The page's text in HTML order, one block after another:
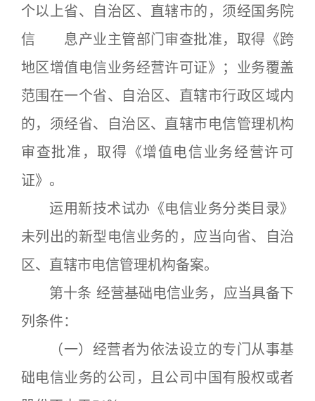
个以上省、自治区、直辖市的，须经国务院
信 息产业主管部门审查批准，取得《跨
地区增值电信业务经营许可证》；业务覆盖
范围在一个省、自治区、直辖市行政区域内
的，须经省、自治区、直辖市电信管理机构
审查批准，取得《增值电信业务经营许可
证》。
运用新技术试办《电信业务分类目录》
未列出的新型电信业务的，应当向省、自治
区、直辖市电信管理机构备案。
第十条 经营基础电信业务，应当具备下
列条件：
（一）经营者为依法设立的专门从事基
础电信业务的公司，且公司中国有股权或者